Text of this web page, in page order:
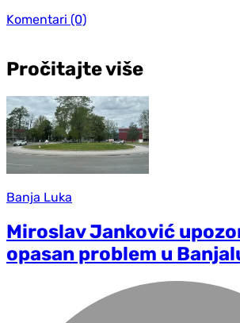
Komentari (0)
Pročitajte više
Banja Luka
Miroslav Janković
opasan problem u